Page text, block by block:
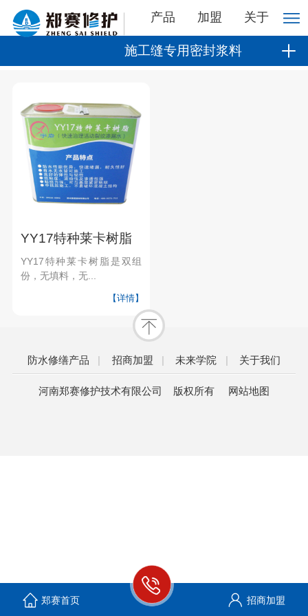
产品 加盟 关于
施工缝专用密封浆料
YY17特种莱卡树脂
YY17特种莱卡树脂是双组
份，无填料，无...
【详情】
防水修缮产品 | 招商加盟 | 未来学院 | 关于我们
河南郑赛修护技术有限公司 版权所有 网站地图
郑赛首页 招商加盟